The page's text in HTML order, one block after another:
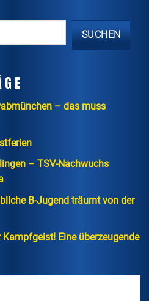
SUCHEN
– das muss
– TSV-Nachwuchs
B-Jugend träumt von der
Eine überzeugende